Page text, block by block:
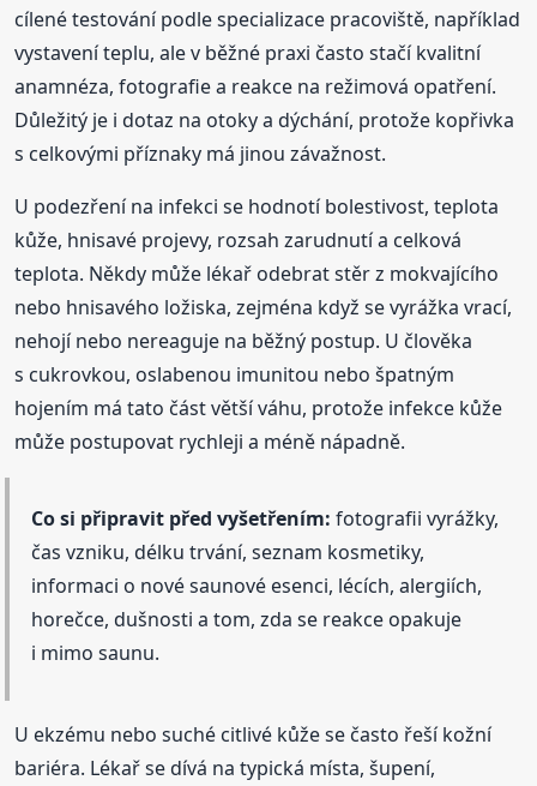
cílené testování podle specializace pracoviště, například
vystavení teplu, ale v běžné praxi často stačí kvalitní
anamnéza, fotografie a reakce na režimová opatření.
Důležitý je i dotaz na otoky a dýchání, protože kopřivka
s celkovými příznaky má jinou závažnost.
U podezření na infekci se hodnotí bolestivost, teplota
kůže, hnisavé projevy, rozsah zarudnutí a celková
teplota. Někdy může lékař odebrat stěr z mokvajícího
nebo hnisavého ložiska, zejména když se vyrážka vrací,
nehojí nebo nereaguje na běžný postup. U člověka
s cukrovkou, oslabenou imunitou nebo špatným
hojením má tato část větší váhu, protože infekce kůže
může postupovat rychleji a méně nápadně.
Co si připravit před vyšetřením: fotografii vyrážky,
čas vzniku, délku trvání, seznam kosmetiky,
informaci o nové saunové esenci, lécích, alergiích,
horečce, dušnosti a tom, zda se reakce opakuje
i mimo saunu.
U ekzému nebo suché citlivé kůže se často řeší kožní
bariéra. Lékař se dívá na typická místa, šupení,